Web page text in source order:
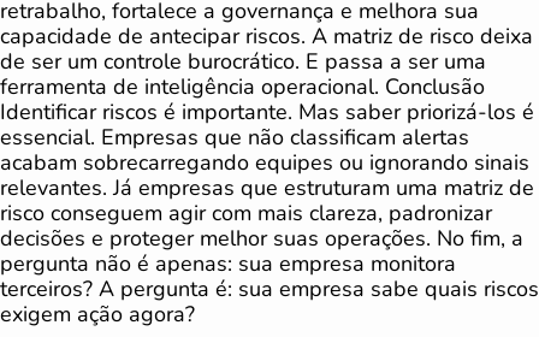
retrabalho, fortalece a governança e melhora sua
capacidade de antecipar riscos. A matriz de risco deixa
de ser um controle burocrático. E passa a ser uma
ferramenta de inteligência operacional. Conclusão
Identificar riscos é importante. Mas saber priorizá-los é
essencial. Empresas que não classificam alertas
acabam sobrecarregando equipes ou ignorando sinais
relevantes. Já empresas que estruturam uma matriz de
risco conseguem agir com mais clareza, padronizar
decisões e proteger melhor suas operações. No fim, a
pergunta não é apenas: sua empresa monitora
terceiros? A pergunta é: sua empresa sabe quais riscos
exigem ação agora?